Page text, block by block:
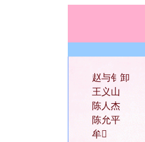
赵与钅卸
王义山
陈人杰
陈允平
牟